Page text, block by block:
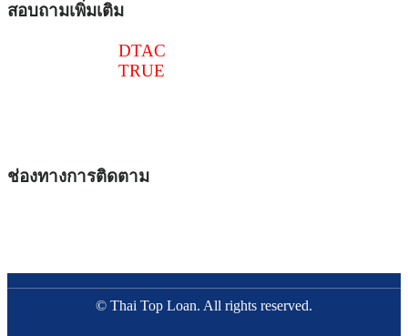
สอบถามเพิ่มเติม
DTAC
TRUE
ช่องทางการติดตาม
© Thai Top Loan. All rights reserved.